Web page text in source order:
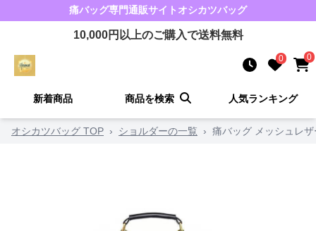
痛バッグ専門通販サイト オシカツバッグ
10,000円以上のご購入で送料無料
0 0
新着商品 商品を検索 人気ランキング
オシカツバッグ TOP › ショルダーの一覧 › 痛バッグ メッシュレ